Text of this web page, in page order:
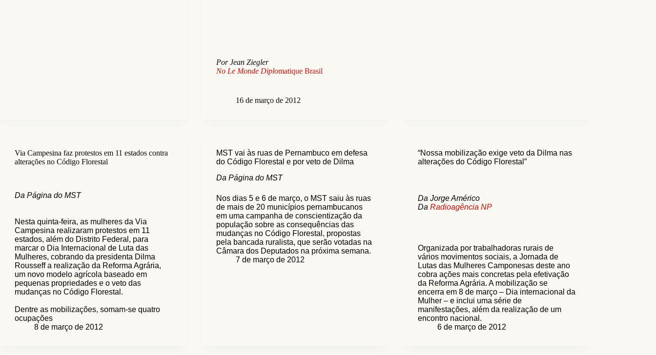
Por Jean Ziegler
No Le Monde Diplomatique Brasil
16 de março de 2012
Via Campesina faz protestos em 11 estados contra
alterações no Código Florestal
Da Página do MST
Nesta quinta-feira, as mulheres da Via
Campesina realizaram protestos em 11
estados, além do Distrito Federal, para
marcar o Dia Internacional de Luta das
Mulheres, cobrando da presidenta Dilma
Rousseff a realização da Reforma Agrária,
um novo modelo agrícola baseado em
pequenas propriedades e o veto das
mudanças no Código Florestal.
Dentre as mobilizações, somam-se quatro
ocupações
8 de março de 2012
MST vai às ruas de Pernambuco em defesa
do Código Florestal e por veto de Dilma
Da Página do MST
Nos dias 5 e 6 de março, o MST saiu às ruas
de mais de 20 municípios pernambucanos
em uma campanha de conscientização da
população sobre as consequências das
mudanças no Código Florestal, propostas
pela bancada ruralista, que serão votadas na
Câmara dos Deputados na próxima semana.
7 de março de 2012
“Nossa mobilização exige veto da Dilma nas
alterações do Código Florestal”
Da Jorge Américo
DaRadioagência NP
Organizada por trabalhadoras rurais de
vários movimentos sociais, a Jornada de
Lutas das Mulheres Camponesas deste ano
cobra ações mais concretas pela efetivação
da Reforma Agrária. A mobilização se
encerra em 8 de março – Dia internacional da
Mulher – e inclui uma série de
manifestações, além da realização de um
encontro nacional.
6 de março de 2012